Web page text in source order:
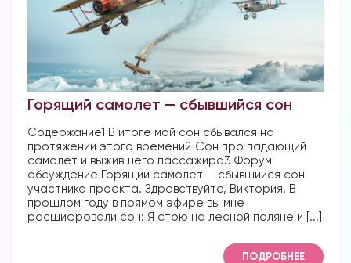
Горящий самолет — сбывшийся сон
Содержание1 В итоге мой сон сбывался на
протяжении этого времени2 Сон про падающий
самолет и выжившего пассажира3 Форум
обсуждение Горящий самолет — сбывшийся сон
участника проекта. Здравствуйте, Виктория. В
прошлом году в прямом эфире вы мне
расшифровали сон: Я стою на лесной поляне и [...]
ПОДРОБНЕЕ